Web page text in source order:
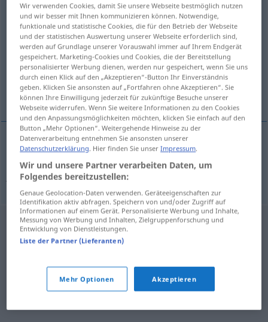
unsubduedadj
Übersicht aller Übersetzungen
(Für mehr Details die Übersetzung anklicken/antippen)
unbezwungen, unbesiegt, nicht unterworfen -
jocht
unbezwungen,unbesiegt, nichtunterworfen
jocht
unsubdued
Wir verwenden Cookies, damit Sie unsere Webseite bestmöglich nutzen
und wir besser mit Ihnen kommunizieren können. Notwendige,
funktionale und statistische Cookies, die für den Betrieb der Webseite
und der statistischen Auswertung unserer Webseite erforderlich sind,
werden auf Grundlage unserer Vorauswahl immer auf Ihrem Endgerät
gespeichert. Marketing-Cookies und Cookies, die der Bereitstellung
personalisierter Werbung dienen, werden nur gespeichert, wenn Sie uns
durch einen Klick auf den „Akzeptieren“-Button Ihr Einverständnis
geben. Klicken Sie ansonsten auf „Fortfahren ohne Akzeptieren“. Sie
können Ihre Einwilligung jederzeit für zukünftige Besuche unserer
Webseite widerrufen. Wenn Sie weitere Informationen zu den Cookies
und den Anpassungsmöglichkeiten möchten, klicken Sie einfach auf den
Button „Mehr Optionen“. Weitergehende Hinweise zu der
Datenverarbeitung entnehmen Sie ansonsten unserer
Datenschutzerklärung. Hier finden Sie unserImpressum.
Wir und unsere Partner verarbeiten Daten, um
Folgendes bereitzustellen:
Genaue Geolocation-Daten verwenden. Geräteeigenschaften zur
Identifikation aktiv abfragen. Speichern von und/oder Zugriff auf
Informationen auf einem Gerät. Personalisierte Werbung und Inhalte,
Messung von Werbung und Inhalten, Zielgruppenforschung und
Entwicklung von Dienstleistungen.
Liste der Partner (Lieferanten)
Mehr Optionen Akzeptieren